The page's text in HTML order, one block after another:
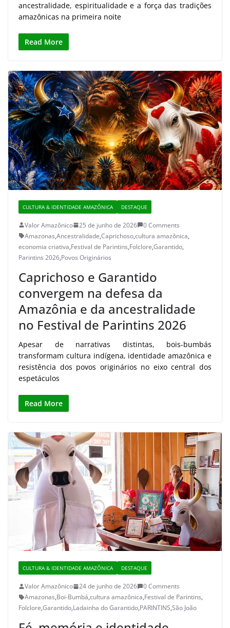
ancestralidade, espiritualidade e a força das tradições
amazônicas na primeira noite
Read More
CULTURA & IDENTIDADE AMAZÔNICA DESTAQUE
Valor Amazônico 25 de junho de 2026
0 Comments
Amazonas,Ancestralidade,Caprichoso,cultura amazônica,
economia criativa,Festival de Parintins,Folclore,Garantido,
Parintins 2026,Povos Originários
Caprichoso e Garantido
convergem na defesa da
Amazônia e da ancestralidade
no Festival de Parintins 2026
Apesar de narrativas distintas, bois-bumbás
transformam cultura indígena, identidade amazônica e
resistência dos povos originários no eixo central dos
espetáculos
Read More
CULTURA & IDENTIDADE AMAZÔNICA DESTAQUE
Valor Amazônico 24 de junho de 2026
0 Comments
Amazonas,Boi-Bumbá,cultura amazônica,Festival de Parintins,
Folclore,Garantido,Ladainha do Garantido,PARINTINS,São João